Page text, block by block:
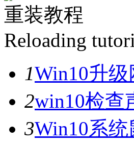
重装教程
Reloading
1Win10升
2win10检查
3Win10系